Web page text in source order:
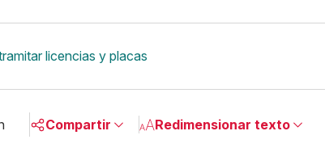
licencias y placas
Compartir Redimensionar texto